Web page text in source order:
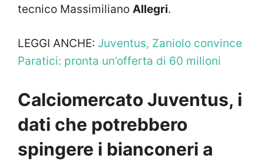
tecnico Massimiliano Allegri.
LEGGI ANCHE: Juventus, Zaniolo convince
Paratici: pronta un’offerta di 60 milioni
Calciomercato Juventus, i
dati che potrebbero
spingere i bianconeri a